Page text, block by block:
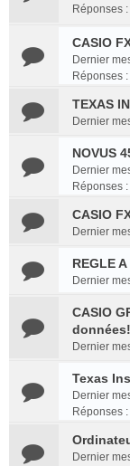
Réponses :
CASIO
Dernier
Réponses :
TEXAS
Dernier
NOVUS
Dernier
Réponses :
CASIO
Dernier
REGLE
Dernier
CASIO
Dernier
Texas
Dernier
Réponses :
Dernier